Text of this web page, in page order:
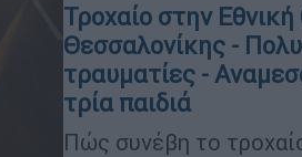
Τροχαίο στην
Θεσσαλονίκης -
τραυματίες -
τρία παιδιά
Πώς συνέβη το